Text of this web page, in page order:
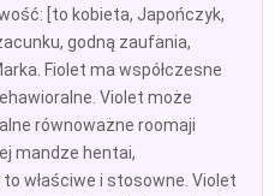
[to kobieta, Japończyk,
godną zaufania,
Fiolet ma współczesne
Violet może
równoważne roomaji
mandze hentai,
właściwe i stosowne. Violet